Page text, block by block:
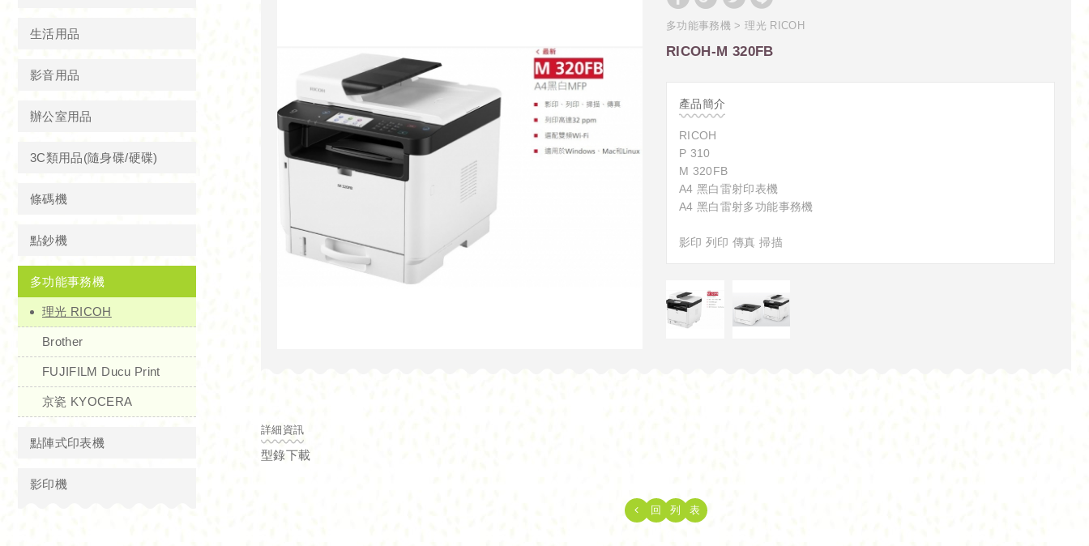
生活用品
影音用品
辦公室用品
3C類用品(隨身碟/硬碟)
條碼機
點鈔機
多功能事務機
理光 RICOH
Brother
FUJIFILM Ducu Print
京瓷 KYOCERA
點陣式印表機
影印機
多功能事務機 理光 RICOH
RICOH-M 320FB
產品簡介
RICOH
P 310
M 320FB
A4 黑白雷射印表機
A4 黑白雷射多功能事務機
影印 列印 傳真 掃描
詳細資訊
型錄下載
回 列 表